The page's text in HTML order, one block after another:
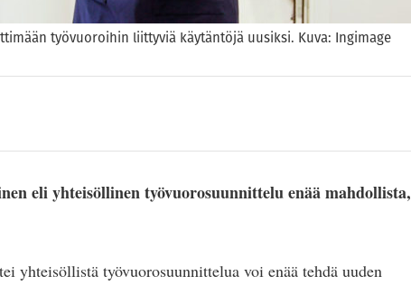
työvuoroihin liittyviä käytäntöjä uusiksi. Kuva: Ingimage
eli yhteisöllinen työvuorosuunnittelu enää mahdollista,
yhteisöllistä työvuorosuunnittelua voi enää tehdä uuden